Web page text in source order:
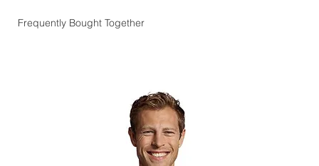
Frequently Bought Together